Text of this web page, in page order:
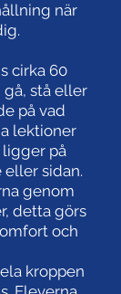
när
cirka 60
gå, stå eller
på vad
lektioner
på
sidan.
genom
detta görs
och
kroppen